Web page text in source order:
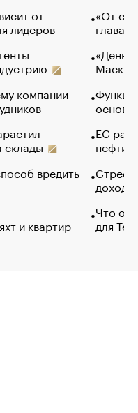
от
лидеров
компании
склады
вредить
и квартир
«От
глава
Маск в
основ
ЕС
нефти
Что
для